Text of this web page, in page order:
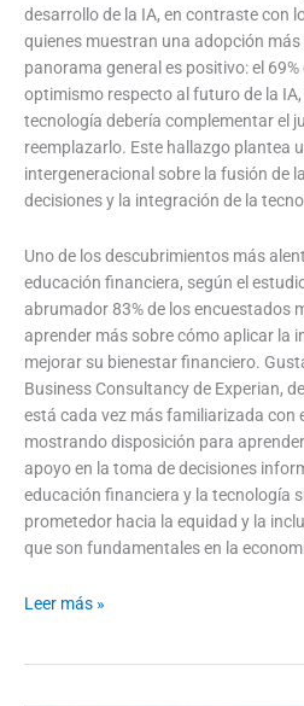
desarrollo de la IA, en contraste con
quienes muestran una adopción más
panorama general es positivo: el
optimismo respecto al futuro de la
tecnología debería complementar el
reemplazarlo. Este hallazgo plantea
intergeneracional sobre la fusión de
decisiones y la integración de la
Uno de los descubrimientos más
educación financiera, según el
abrumador 83% de los encuestados
aprender más sobre cómo aplicar la
mejorar su bienestar financiero.
Business Consultancy de Experian,
está cada vez más familiarizada con
mostrando disposición para
apoyo en la toma de decisiones
educación financiera y la tecnología
prometedor hacia la equidad y la
que son fundamentales en la
Leer más »